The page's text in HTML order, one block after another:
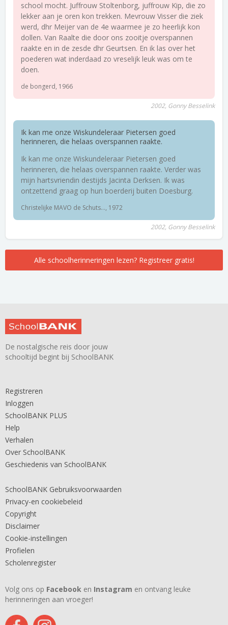
school mocht. Juffrouw Stoltenborg, juffrouw Kip, die zo
lekker aan je oren kon trekken. Mevrouw Visser die ziek
werd, dhr Meijer van de 4e waarmee je zo heerlijk kon
dollen. Van Raalte die door ons zooitje overspannen
raakte en in de zesde dhr Geurtsen. En ik las over het
poederen wat inderdaad zo vreselijk leuk was om te
doen.
de bongerd, 1966
2002, Gonny Besselink
Ik kan me onze Wiskundeleraar Pietersen goed
herinneren, die helaas overspannen raakte.
Ik kan me onze Wiskundeleraar Pietersen goed
herinneren, die helaas overspannen raakte. Verder was
mijn hartsvriendin destijds Jacinta Derksen. Ik was
ontzettend graag op hun boerderij buiten Doesburg.
Christelijke MAVO de Schuts..., 1972
2002, Gonny Besselink
Alle schoolherinneringen lezen? Registreer gratis!
De nostalgische reis door jouw
schooltijd begint bij SchoolBANK
Registreren
Inloggen
SchoolBANK PLUS
Help
Verhalen
Over SchoolBANK
Geschiedenis van SchoolBANK
SchoolBANK Gebruiksvoorwaarden
Privacy-en cookiebeleid
Copyright
Disclaimer
Cookie-instellingen
Profielen
Scholenregister
Volg ons op Facebook en Instagram en ontvang leuke
herinneringen aan vroeger!